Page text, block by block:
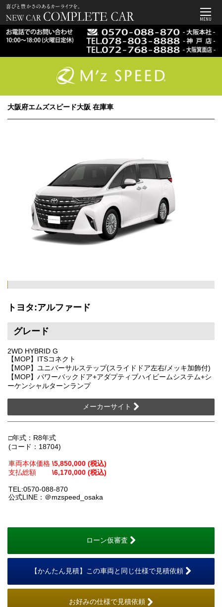
MENU
大阪府エムズスピード大阪 在庫車
トヨタ:アルファード
グレード
2WD HYBRID G
【MOP】ITSコネクト
【MOP】ユニバーサルステップ(スライドドア左右/メッキ加飾付)
【MOP】パワーバックドア+アダプティブハイビームシステム+シ
ーケンシャルターンランプ
メーカーサイト
□年式：R8年式
(コード：18704)
車両本体価格 \5,850,000 (税込)
支払総額 \6,170,000 (税込)
TEL:0570-088-870
公式LINE：＠mzspeed_osaka
ローン仮審査
【かんたん見積】この車両と同じ仕様で見積依頼
お好みの仕様で見積依頼